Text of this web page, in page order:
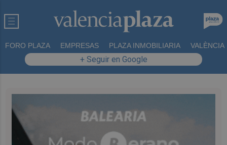
FORO PLAZA EMPRESAS PLAZA INMOBILIARIA VALÈNCIA
+ Seguir en Google